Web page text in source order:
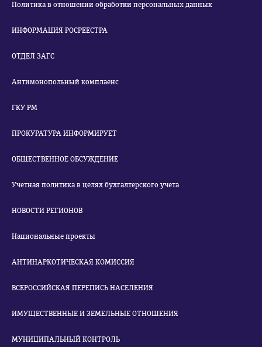
Политика в отношении обработки персональных данных
ИНФОРМАЦИЯ РОСРЕЕСТРА
ОТДЕЛ ЗАГС
Антимонопольный комплаенс
ГКУ РМ
ПРОКУРАТУРА ИНФОРМИРУЕТ
ОБЩЕСТВЕННОЕ ОБСУЖДЕНИЕ
Учетная политика в целях бухгалтерского учета
НОВОСТИ РЕГИОНОВ
Национальные проекты
АНТИНАРКОТИЧЕСКАЯ КОМИССИЯ
ВСЕРОССИЙСКАЯ ПЕРЕПИСЬ НАСЕЛЕНИЯ
ИМУЩЕСТВЕННЫЕ И ЗЕМЕЛЬНЫЕ ОТНОШЕНИЯ
МУНИЦИПАЛЬНЫЙ КОНТРОЛЬ